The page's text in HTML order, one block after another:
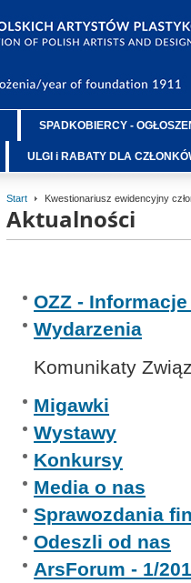
SPADKOBIERCY -
ULGI i RABATY DLA
Start Kwestionariusz ewidencyjny
Aktualności
OZZ -
Wydarzenia
Komunikaty
Migawki
Wystawy
Konkursy
Media o nas
Sprawozdania
Odeszli od nas
ArsForum - 1/